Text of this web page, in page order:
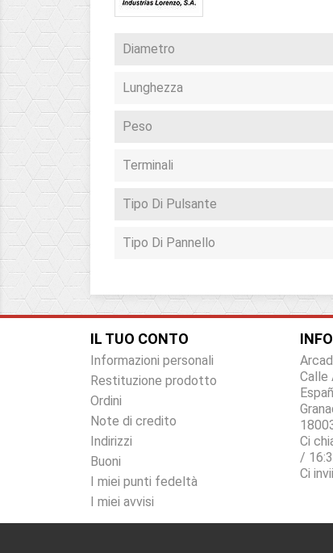
Diametro
Lunghezza
Peso
Terminali
Tipo Di Pulsante
Tipo Di Pannello
IL TUO CONTO
Informazioni personali
Restituzione prodotto
Ordini
Note di credito
Indirizzi
Buoni
I miei punti fedeltà
I miei avvisi
Calle
Ci
/
Ci